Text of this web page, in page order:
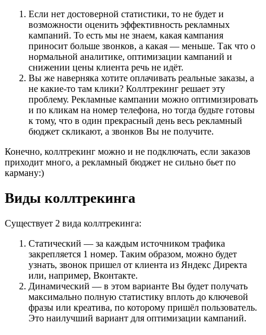
Если нет достоверной статистики, то не будет и
возможности оценить эффективность рекламных
кампаний. То есть мы не знаем, какая кампания
приносит больше звонков, а какая — меньше. Так что о
нормальной аналитике, оптимизации кампаний и
снижении цены клиента речь не идёт.
Вы же наверняка хотите оплачивать реальные заказы, а
не какие-то там клики? Коллтрекинг решает эту
проблему. Рекламные кампании можно оптимизировать
и по кликам на номер телефона, но тогда будьте готовы
к тому, что в один прекрасный день весь рекламный
бюджет скликают, а звонков Вы не получите.
Конечно, коллтрекинг можно и не подключать, если заказов
приходит много, а рекламный бюджет не сильно бьет по
карману:)
Виды коллтрекинга
Существует 2 вида коллтрекинга:
Статический — за каждым источником трафика
закрепляется 1 номер. Таким образом, можно будет
узнать, звонок пришел от клиента из Яндекс Директа
или, например, Вконтакте.
Динамический — в этом варианте Вы будет получать
максимально полную статистику вплоть до ключевой
фразы или креатива, по которому пришёл пользователь.
Это наилучший вариант для оптимизации кампаний.